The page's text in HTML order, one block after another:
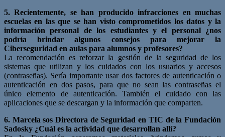
5. Recientemente, se han producido infracciones en muchas
escuelas en las que se han visto comprometidos los datos y la
información personal de los estudiantes y el personal ¿nos
podría brindar algunos consejos para mejorar la
Ciberseguridad en aulas para alumnos y profesores?
La recomendación es reforzar la gestión de la seguridad de los
sistemas que utilizan y los cuidados con los usuarios y accesos
(contraseñas). Sería importante usar dos factores de autenticación o
autenticación en dos pasos, para que no sean las contraseñas el
único elemento de autenticación. También el cuidado con las
aplicaciones que se descargan y la información que comparten.
6. Marcela sos Directora de Seguridad en TIC de la Fundación
Sadosky ¿Cuál es la actividad que desarrollan allí?